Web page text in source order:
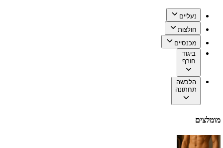
נעליים
חולצות
מכנסיים
ביגוד
חורף
הלבשה
תחתונה
מומלצים